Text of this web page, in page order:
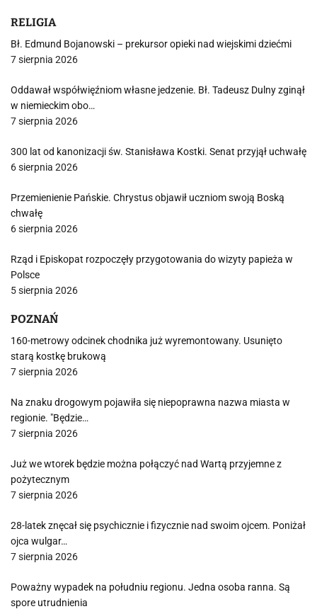
RELIGIA
Bł. Edmund Bojanowski – prekursor opieki nad wiejskimi dziećmi
7 sierpnia 2026
Oddawał współwięźniom własne jedzenie. Bł. Tadeusz Dulny zginął
w niemieckim obo…
7 sierpnia 2026
300 lat od kanonizacji św. Stanisława Kostki. Senat przyjął uchwałę
6 sierpnia 2026
Przemienienie Pańskie. Chrystus objawił uczniom swoją Boską
chwałę
6 sierpnia 2026
Rząd i Episkopat rozpoczęły przygotowania do wizyty papieża w
Polsce
5 sierpnia 2026
POZNAŃ
160-metrowy odcinek chodnika już wyremontowany. Usunięto
starą kostkę brukową
7 sierpnia 2026
Na znaku drogowym pojawiła się niepoprawna nazwa miasta w
regionie. "Będzie…
7 sierpnia 2026
Już we wtorek będzie można połączyć nad Wartą przyjemne z
pożytecznym
7 sierpnia 2026
28-latek znęcał się psychicznie i fizycznie nad swoim ojcem. Poniżał
ojca wulgar…
7 sierpnia 2026
Poważny wypadek na południu regionu. Jedna osoba ranna. Są
spore utrudnienia